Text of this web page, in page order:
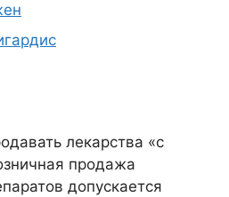
лекарства «с
продажа
допускается